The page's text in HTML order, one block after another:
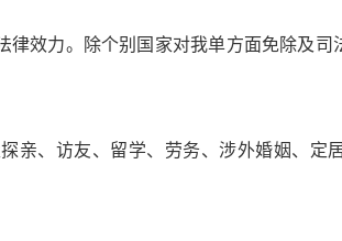
效力。除个别国家对我单方面免除及司
亲、访友、留学、劳务、涉外婚姻、定